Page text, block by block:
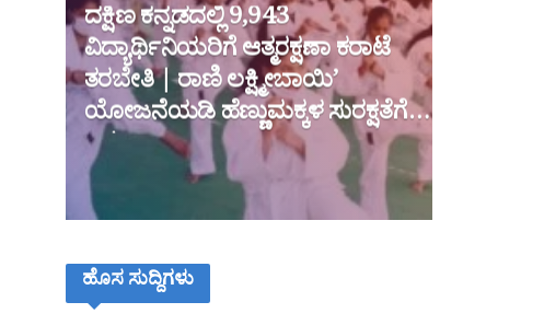
ದಕ್ಷಿಣ ಕನ್ನಡದಲ್ಲಿ 9,943
ವಿದ್ಯಾರ್ಥಿನಿಯರಿಗೆ ಆತ್ಮರಕ್ಷಣಾ ಕರಾಟೆ
ತರಬೇತಿ | ರಾಣಿ ಲಕ್ಷ್ಮೀಬಾಯಿ’
ಯೋಜನೆಯಡಿ ಹೆಣ್ಣುಮಕ್ಕಳ ಸುರಕ್ಷತೆಗೆ
ಒತ್ತು
ಹೊಸ ಸುದ್ದಿಗಳು